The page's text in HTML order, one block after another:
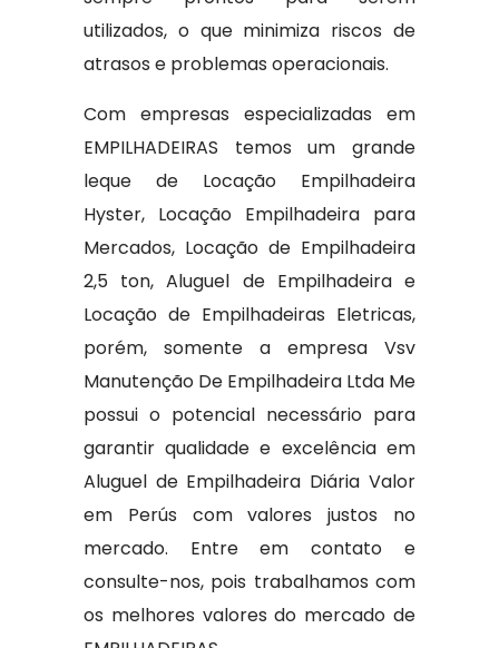
utilizados, o que minimiza riscos de
atrasos e problemas operacionais.
Com empresas especializadas em
EMPILHADEIRAS temos um grande
leque de Locação Empilhadeira
Hyster, Locação Empilhadeira para
Mercados, Locação de Empilhadeira
2,5 ton, Aluguel de Empilhadeira e
Locação de Empilhadeiras Eletricas,
porém, somente a empresa Vsv
Manutenção De Empilhadeira Ltda Me
possui o potencial necessário para
garantir qualidade e excelência em
Aluguel de Empilhadeira Diária Valor
em Perús com valores justos no
mercado. Entre em contato e
consulte-nos, pois trabalhamos com
os melhores valores do mercado de